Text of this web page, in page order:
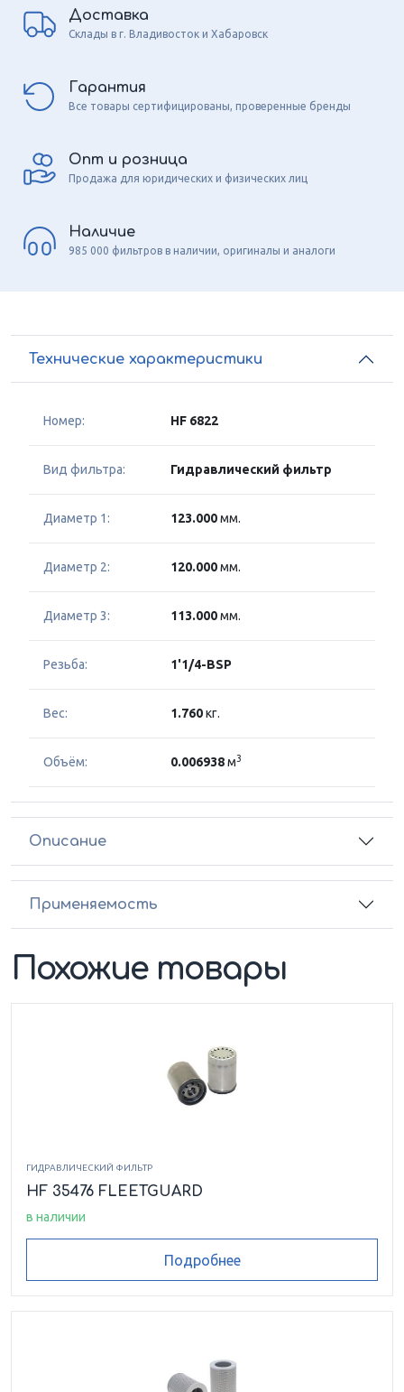
Доставка
Склады в г. Владивосток и Хабаровск
Гарантия
Все товары сертифицированы, проверенные бренды
Опт и розница
Продажа для юридических и физических лиц
Наличие
985 000 фильтров в наличии, оригиналы и аналоги
Технические характеристики
Номер: HF 6822
Вид фильтра: Гидравлический фильтр
Диаметр 1: 123.000мм.
Диаметр 2: 120.000мм.
Диаметр 3: 113.000мм.
Резьба: 1'1/4-BSP
Вес: 1.760кг.
Объём: 0.006938м3
Описание
Применяемость
Похожие товары
ГИДРАВЛИЧЕСКИЙ ФИЛЬТР
HF 35476 FLEETGUARD
в наличии
Подробнее